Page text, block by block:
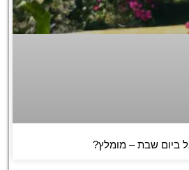
ביום שבת – מומלץ?